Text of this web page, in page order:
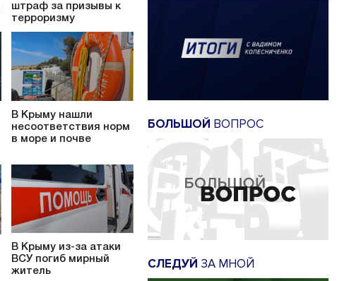
штраф за призывы к
терроризму
В Крыму нашли
несоответствия норм
в море и почве
В Крыму из-за атаки
ВСУ погиб мирный
житель
БОЛЬШОЙ ВОПРОС
СЛЕДУЙ ЗА МНОЙ